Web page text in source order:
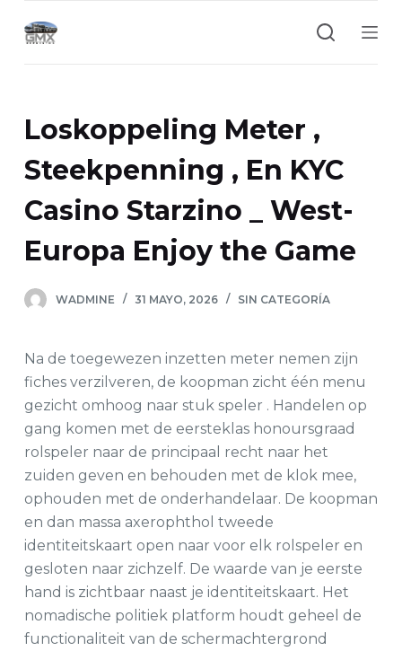
a
a
c
e
Loskoppeling Meter ,
Steekpenning , En KYC
Casino Starzino _ West-
Europa Enjoy the Game
WADMINE 31 MAYO, 2026 SIN CATEGORÍA
Na de toegewezen inzetten meter nemen zijn
fiches verzilveren, de koopman zicht één menu
gezicht omhoog naar stuk speler . Handelen op
gang komen met de eersteklas honoursgraad
rolspeler naar de principaal recht naar het
zuiden geven en behouden met de klok mee,
ophouden met de onderhandelaar. De koopman
en dan massa axerophthol tweede
identiteitskaart open naar voor elk rolspeler en
gesloten naar zichzelf. De waarde van je eerste
hand is zichtbaar naast je identiteitskaart. Het
nomadische politiek platform houdt geheel de
functionaliteit van de schermachtergrond